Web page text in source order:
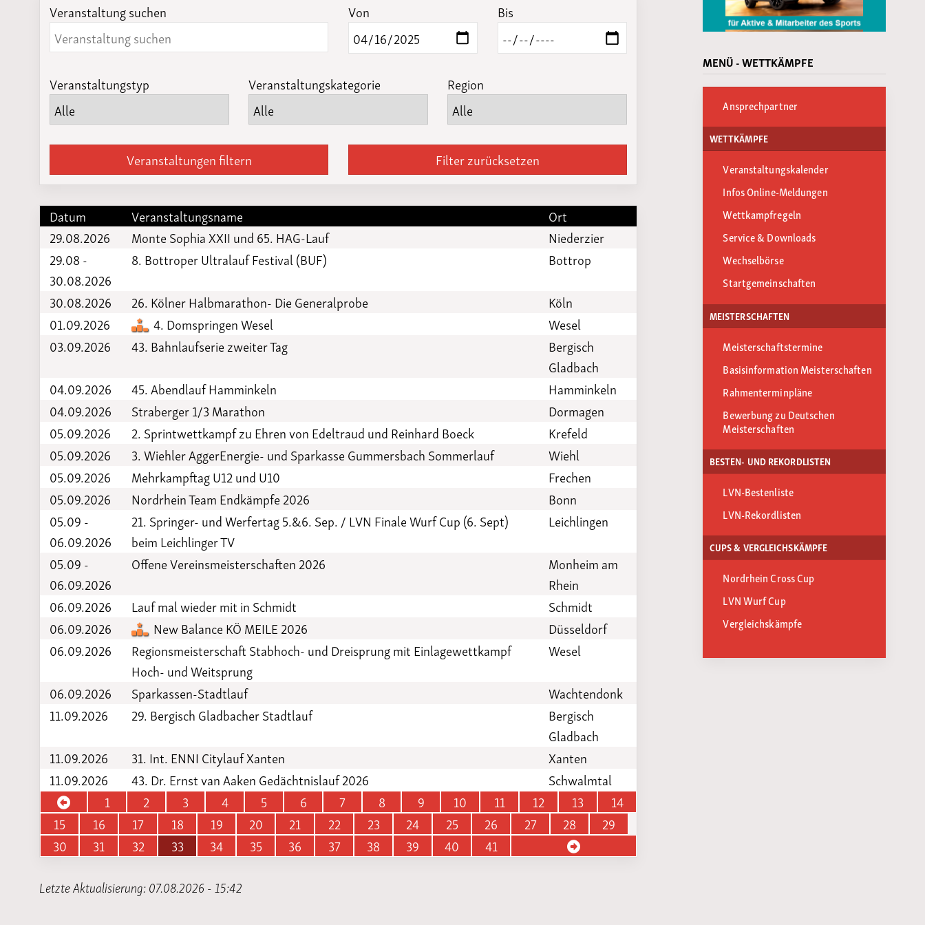
LSB-
Schutzkonzeptgenerator
Laufveranstaltertagungen
2023
Veranstaltung suchen Von Bis
Veranstaltungstyp Veranstaltungskategorie Region
Veranstaltungen filtern Filter zurücksetzen
Datum Veranstaltungsname
Ort
29.08.2026
Monte Sophia XXII und 65. HAG-Lauf
Niederzier
29.08 -
30.08.2026
8. Bottroper Ultralauf Festival (BUF)
Bottrop
30.08.2026
26. Kölner Halbmarathon- Die Generalprobe
Köln
01.09.2026
4. Domspringen Wesel
Wesel
03.09.2026
43. Bahnlaufserie zweiter Tag
Bergisch
Gladbach
04.09.2026
45. Abendlauf Hamminkeln
Hamminkeln
04.09.2026
Straberger 1/3 Marathon
Dormagen
05.09.2026
2. Sprintwettkampf zu Ehren von Edeltraud und Reinhard Boeck
Krefeld
05.09.2026
3. Wiehler AggerEnergie- und Sparkasse Gummersbach Sommerlauf
Wiehl
05.09.2026
Mehrkampftag U12 und U10
Frechen
05.09.2026
Nordrhein Team Endkämpfe 2026
Bonn
05.09 -
06.09.2026
21. Springer- und Werfertag 5.&6. Sep. / LVN Finale Wurf Cup (6. Sept)
beim Leichlinger TV
Leichlingen
05.09 -
06.09.2026
Offene Vereinsmeisterschaften 2026
Monheim am
Rhein
06.09.2026
Lauf mal wieder mit in Schmidt
Schmidt
06.09.2026
New Balance KÖ MEILE 2026
Düsseldorf
06.09.2026
Regionsmeisterschaft Stabhoch- und Dreisprung mit Einlagewettkampf
Hoch- und Weitsprung
Wesel
06.09.2026
Sparkassen-Stadtlauf
Wachtendonk
11.09.2026
29. Bergisch Gladbacher Stadtlauf
Bergisch
Gladbach
11.09.2026
31. Int. ENNI Citylauf Xanten
Xanten
11.09.2026
43. Dr. Ernst van Aaken Gedächtnislauf 2026
Schwalmtal
1
2 3 4 5 6 7 8 9 10 11 12 13
14
15
16 17 18 19 20 21 22 23 24 25 26 27 28
29
30
31 32 33 34 35 36 37 38 39 40
41
Letzte Aktualisierung: 07.08.2026 - 15:42
MENÜ - WETTKÄMPFE
Ansprechpartner
WETTKÄMPFE
Veranstaltungskalender
Infos Online-Meldungen
Wettkampfregeln
Service & Downloads
Wechselbörse
Startgemeinschaften
MEISTERSCHAFTEN
Meisterschaftstermine
Basisinformation Meisterschaften
Rahmenterminpläne
Bewerbung zu Deutschen
Meisterschaften
BESTEN- UND REKORDLISTEN
LVN-Bestenliste
LVN-Rekordlisten
CUPS & VERGLEICHSKÄMPFE
Nordrhein Cross Cup
LVN Wurf Cup
Vergleichskämpfe